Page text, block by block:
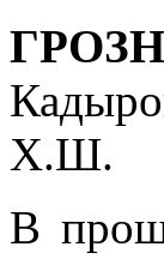
Х.Ш.
В